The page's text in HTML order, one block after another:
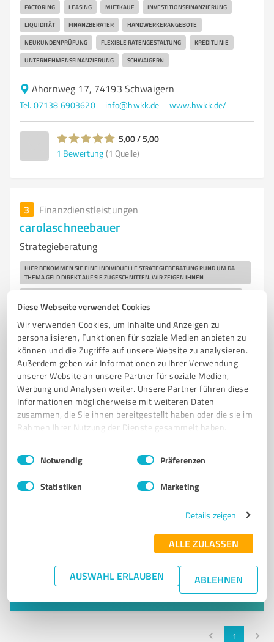
Diese Webseite verwendet Cookies
Wir verwenden Cookies, um Inhalte und Anzeigen zu
personalisieren, Funktionen für soziale Medien anbieten zu
können und die Zugriffe auf unsere Website zu analysieren.
Außerdem geben wir Informationen zu Ihrer Verwendung
unserer Website an unsere Partner für soziale Medien,
Werbung und Analysen weiter. Unsere Partner führen diese
Informationen möglicherweise mit weiteren Daten
zusammen, die Sie ihnen bereitgestellt haben oder die sie im
Rahmen Ihrer Nutzung der Dienste gesammelt haben.
Impressum Datenschutzbestimmungen
Einwilligungsauswahl
Notwendig Präferenzen
Statistiken Marketing
Details zeigen
ALLE ZULASSEN
AUSWAHL ERLAUBEN ABLEHNEN
FACTORING LEASING MIETKAUF INVESTITIONSFINANZIERUNG
LIQUIDITÄT FINANZBERATER HANDWERKERANGEBOTE
NEUKUNDENPRÜFUNG FLEXIBLE RATENGESTALTUNG KREDITLINIE
UNTERNEHMENSFINANZIERUNG SCHWAIGERN
Ahornweg 17, 74193 Schwaigern
Tel. 07138 6903620 info@hwkk.de www.hwkk.de/
5,00 / 5,00
1 Bewertung (1 Quelle)
3 Finanzdienstleistungen
carolaschneebauer
Strategieberatung
HIER BEKOMMEN SIE EINE INDIVIDUELLE STRATEGIEBERATUNG RUND UM DA
THEMA GELD DIREKT AUF SIE ZUGESCHNITTEN. WIR ZEIGEN IHNEN
Erich-Flister-Straße 11, 74211 Leingarten
Tel. +49 172 9880341
carolaschneebauer@gmail.com
carolaschneebauer.de/
0,00 / 5,00
Nicht bewertet0
Sie möchten auch hier gelistet werden?
Registrieren Sie sich jetzt und werden Sie ein von
Kunden empfohlener ProvenExpert!
1